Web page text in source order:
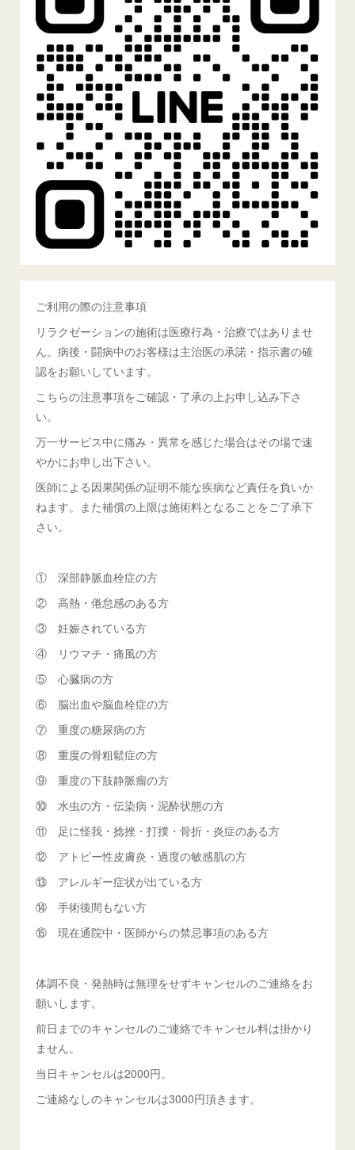
ご利用の際の注意事項
リラクゼーションの施術は医療行為・治療ではありませ
ん。病後・闘病中のお客様は主治医の承諾・指示書の確
認をお願いしています。
こちらの注意事項をご確認・了承の上お申し込み下さ
い。
万一サービス中に痛み・異常を感じた場合はその場で速
やかにお申し出下さい。
医師による因果関係の証明不能な疾病など責任を負いか
ねます。また補償の上限は施術料となることをご了承下
さい。
① 深部静脈血栓症の方
② 高熱・倦怠感のある方
③ 妊娠されている方
④ リウマチ・痛風の方
⑤ 心臓病の方
⑥ 脳出血や脳血栓症の方
⑦ 重度の糖尿病の方
⑧ 重度の骨粗鬆症の方
⑨ 重度の下肢静脈瘤の方
⑩ 水虫の方・伝染病・泥酔状態の方
⑪ 足に怪我・捻挫・打撲・骨折・炎症のある方
⑫ アトピー性皮膚炎・過度の敏感肌の方
⑬ アレルギー症状が出ている方
⑭ 手術後間もない方
⑮ 現在通院中・医師からの禁忌事項のある方
体調不良・発熱時は無理をせずキャンセルのご連絡をお
願いします。
前日までのキャンセルのご連絡でキャンセル料は掛かり
ません。
当日キャンセルは2000円。
ご連絡なしのキャンセルは3000円頂きます。